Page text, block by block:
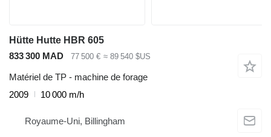
Hütte Hutte HBR 605
833 300 MAD
77 500 € ≈ 89 540 $US
Matériel de TP - machine de forage
2009
10 000 m/h
Royaume-Uni, Billingham